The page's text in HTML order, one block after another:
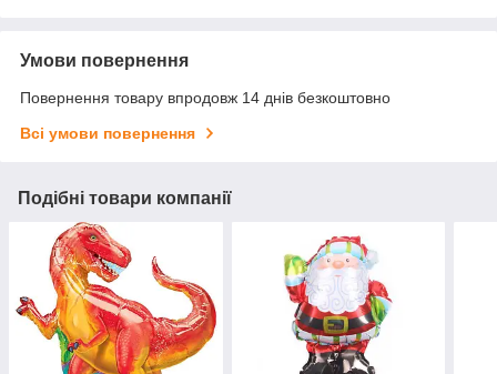
Умови повернення
Повернення товару впродовж 14 днів безкоштовно
Всі умови повернення
Подібні товари компанії